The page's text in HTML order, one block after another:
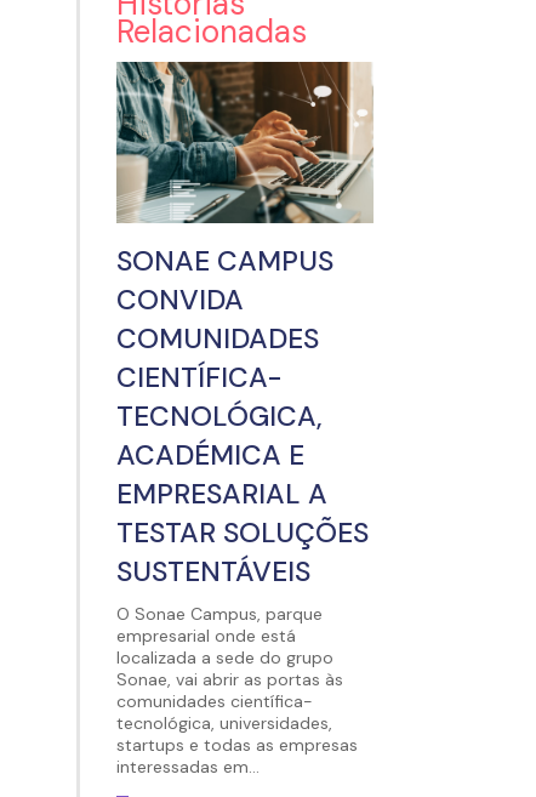
Relacionadas
SONAE CAMPUS
CONVIDA
COMUNIDADES
CIENTÍFICA-
TECNOLÓGICA,
ACADÉMICA E
EMPRESARIAL A
TESTAR SOLUÇÕES
SUSTENTÁVEIS
O Sonae Campus, parque
empresarial onde está
localizada a sede do grupo
Sonae, vai abrir as portas às
comunidades científica-
tecnológica, universidades,
startups e todas as empresas
interessadas em...